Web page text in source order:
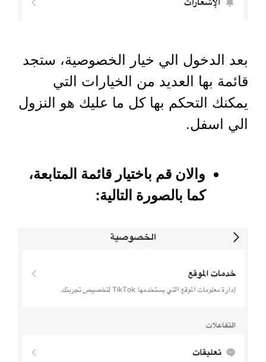
بعد الدخول الي خيار الخصوصية، ستجد
قائمة بها العديد من الخيارات التي
يمكنك التحكم بها كل ما عليك هو النزول
الي اسفل.
والان قم باختيار قائمة المتابعة،
كما بالصورة التالية: